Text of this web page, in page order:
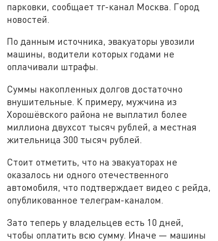
парковки, сообщает тг-канал Москва. Город
новостей.
По данным источника, эвакуаторы увозили
машины, водители которых годами не
оплачивали штрафы.
Суммы накопленных долгов достаточно
внушительные. К примеру, мужчина из
Хорошёвского района не выплатил более
миллиона двухсот тысяч рублей, а местная
жительница 300 тысяч рублей.
Стоит отметить, что на эвакуаторах не
оказалось ни одного отечественного
автомобиля, что подтверждает видео с рейда,
опубликованное телеграм-каналом.
Зато теперь у владельцев есть 10 дней,
чтобы оплатить всю сумму. Иначе — машины